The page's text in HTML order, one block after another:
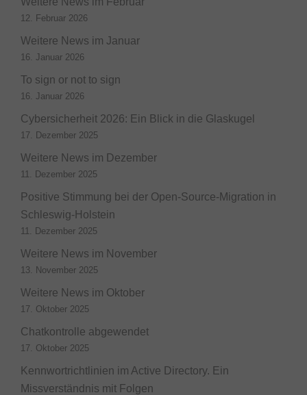
12. Februar 2026
Weitere News im Januar
16. Januar 2026
To sign or not to sign
16. Januar 2026
Cybersicherheit 2026: Ein Blick in die Glaskugel
17. Dezember 2025
Weitere News im Dezember
11. Dezember 2025
Positive Stimmung bei der Open-Source-Migration in
Schleswig-Holstein
11. Dezember 2025
Weitere News im November
13. November 2025
Weitere News im Oktober
17. Oktober 2025
Chatkontrolle abgewendet
17. Oktober 2025
Kennwortrichtlinien im Active Directory. Ein
Missverständnis mit Folgen